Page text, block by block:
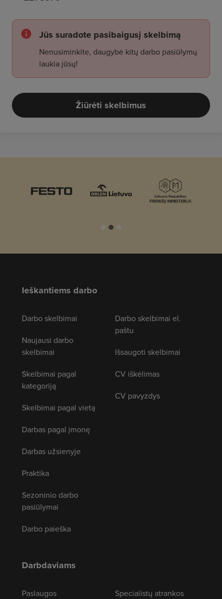
Jūs suradote pasibaigusį skelbimą
Nenusiminkite, daugybė kitų darbo pasiūlymų
laukia jūsų!
Žiūrėti skelbimus
Ieškantiems darbo
Darbo skelbimai
Naujausi darbo
skelbimai
Skelbimai pagal
kategoriją
Skelbimai pagal vietą
Darbas pagal įmonę
Darbas užsienyje
Praktika
Sezoninio darbo
pasiūlymai
Darbo paieška
Darbo skelbimai el.
paštu
Išsaugoti skelbimai
CV iškėlimas
CV pavyzdys
Darbdaviams
Paslaugos
Specialistų atrankos